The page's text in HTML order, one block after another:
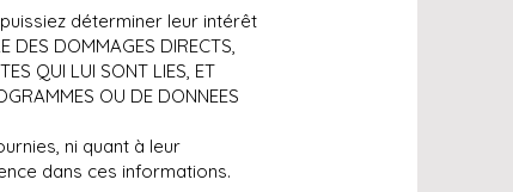
déterminer leur intérêt
DOMMAGES DIRECTS,
QUI LUI SONT LIES, ET
OU DE DONNEES
ni quant à leur
dans ces informations.